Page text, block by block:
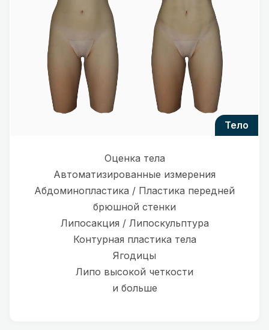
тело
Оценка тела
Автоматизированные измерения
Абдоминопластика / Пластика передней
брюшной стенки
Липосакция / Липоскульптура
Контурная пластика тела
Ягодицы
Липо высокой четкости
и больше